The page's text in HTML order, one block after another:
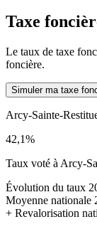
Taxe
Le taux de taxe
foncière.
Simuler ma taxe
Arcy-Sainte-
42,1%
Taux voté à Arcy-
Évolution du taux
Moyenne nationale
+ Revalorisation